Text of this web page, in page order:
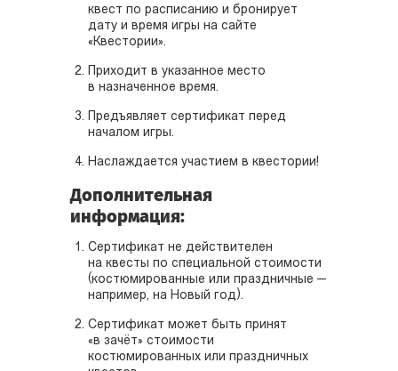
квест по расписанию и бронирует
дату и время игры на сайте
«Квестории».
Приходит в указанное место
в назначенное время.
Предъявляет сертификат перед
началом игры.
Наслаждается участием в квестории!
Дополнительная
информация:
Сертификат не действителен
на квесты по специальной стоимости
(костюмированные или праздничные —
например, на Новый год).
Сертификат может быть принят
«в зачёт» стоимости
костюмированных или праздничных